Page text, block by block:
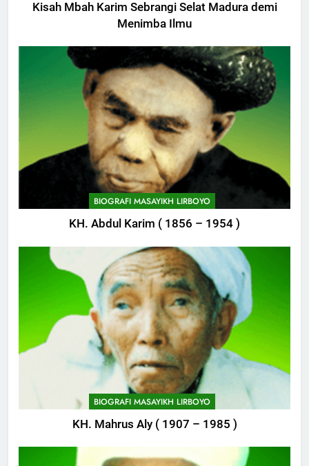
Kisah Mbah Karim Sebrangi Selat Madura demi
Menimba Ilmu
BIOGRAFI MASAYIKH LIRBOYO
KH. Abdul Karim ( 1856 – 1954 )
BIOGRAFI MASAYIKH LIRBOYO
KH. Mahrus Aly ( 1907 – 1985 )
Himasal Semen Sumbang
Pembangunan Kantor Himasal
POJOK LIRBOYO
745
Delegasi MQK Kota Kediri
Menuju Probolinggo
POJOK LIRBOYO
Haflah Akhirussanah, Lirboyo
Gelar Pameran
POJOK LIRBOYO
747